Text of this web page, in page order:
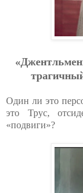
Один ли это
это Трус,
«подвиги»?